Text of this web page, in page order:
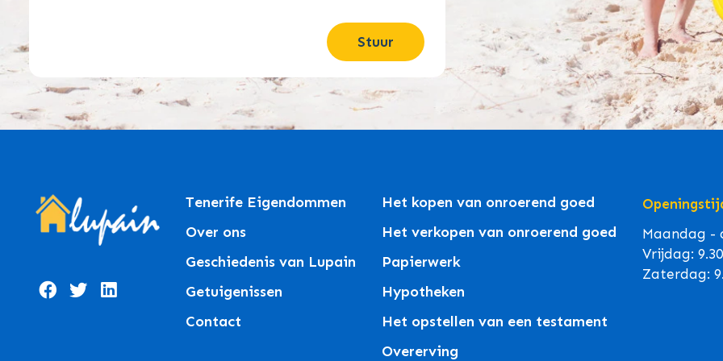
Stuur
Tenerife Eigendommen
Over ons
Geschiedenis van Lupain
Getuigenissen
Contact
Het kopen van onroerend goed
Het verkopen van onroerend goed
Papierwerk
Hypotheken
Het opstellen van een testament
Overerving
Maandag -
Vrijdag:
Zaterdag: